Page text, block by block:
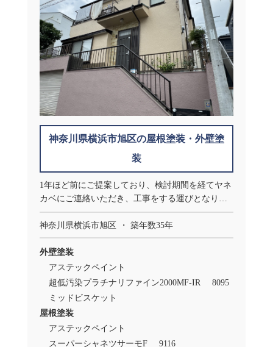
神奈川県横浜市旭区の屋根塗装・外壁塗
装
1年ほど前にご提案しており、検討期間を経てヤネ
カベにご連絡いただき、工事をする運びとなりま
した。
神奈川県横浜市旭区
築年数35年
外壁塗装
アステックペイント
超低汚染プラチナリファイン2000MF-IR
8095
ミッドビスケット
屋根塗装
アステックペイント
スーパーシャネツサーモF
9116